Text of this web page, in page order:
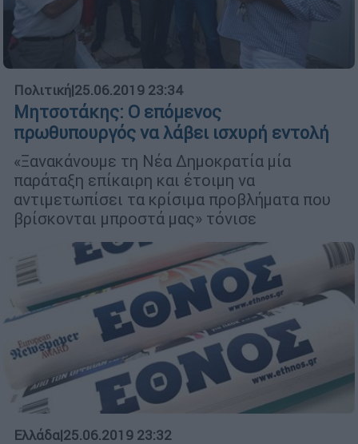
Πολιτική|25.06.2019 23:34
Μητσοτάκης: Ο επόμενος
πρωθυπουργός να λάβει ισχυρή εντολή
«Ξανακάνουμε τη Νέα Δημοκρατία μία
παράταξη επίκαιρη και έτοιμη να
αντιμετωπίσει τα κρίσιμα προβλήματα που
βρίσκονται μπροστά μας» τόνισε
Ελλάδα|25.06.2019 23:32